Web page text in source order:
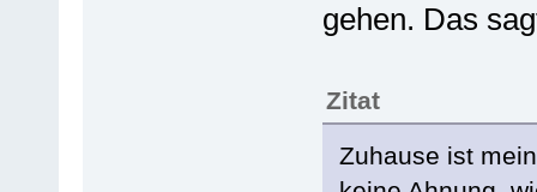
gehen. Das
Zitat
Zuhause ist